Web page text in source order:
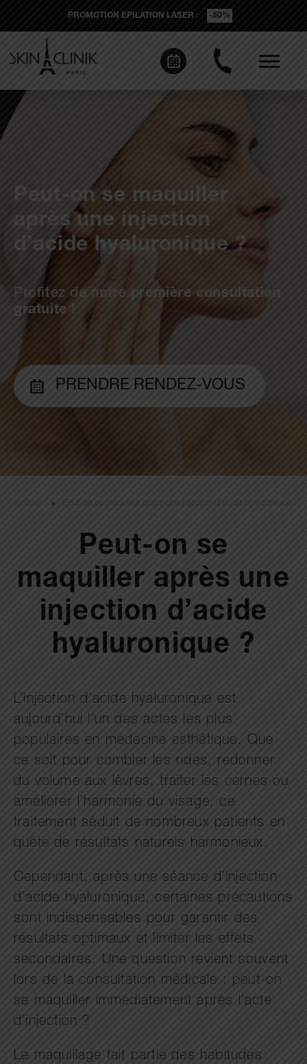
PROMOTION EPILATION LASER : -50%
Peut-on se maquiller
après une injection
d’acide hyaluronique ?
Profitez de notre première consultation
gratuite !
PRENDRE RENDEZ-VOUS
Accueil
Peut-on se maquiller après une injection d’acide hyaluronique
?
Peut-on se
maquiller après une
injection d’acide
hyaluronique ?
L’injection d’acide hyaluronique est
aujourd’hui l’un des actes les plus
populaires en médecine esthétique. Que
ce soit pour combler les rides, redonner
du volume aux lèvres, traiter les cernes ou
améliorer l’harmonie du visage, ce
traitement séduit de nombreux patients en
quête de résultats naturels harmonieux.
Cependant, après une séance d’injection
d’acide hyaluronique, certaines précautions
sont indispensables pour garantir des
résultats optimaux et limiter les effets
secondaires. Une question revient souvent
lors de la consultation médicale : peut-on
se maquiller immédiatement après l’acte
d’injection ?
Le maquillage fait partie des habitudes